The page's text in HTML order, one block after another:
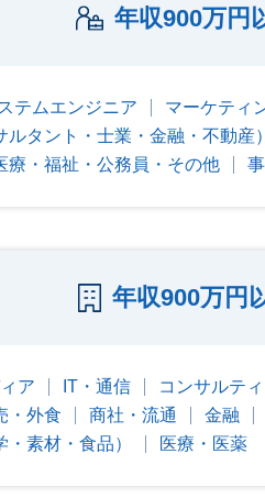
年収900万円
テムエンジニア マーケティ
ルタント・士業・金融・不動産）
療・福祉・公務員・その他
年収900万円
ア IT・通信 コンサルテ
・外食
商社・流通 金融
・素材・食品）
医療・医薬